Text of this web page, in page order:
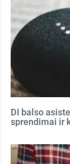
DI balso
sprendimai ir